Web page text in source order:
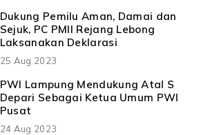
Dukung Pemilu Aman, Damai dan
Sejuk, PC PMII Rejang Lebong
Laksanakan Deklarasi
25 Aug 2023
PWI Lampung Mendukung Atal S
Depari Sebagai Ketua Umum PWI
Pusat
24 Aug 2023